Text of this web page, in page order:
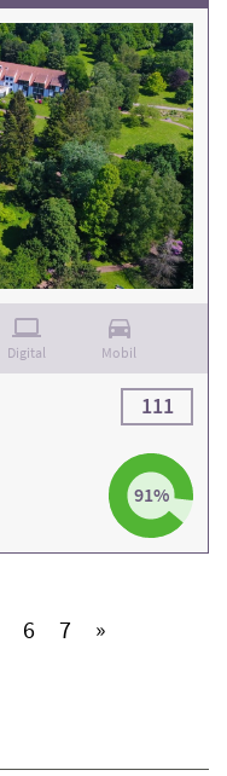
Digital Mobil
91%
111
(aktiv)
6 (aktiv)
7(aktiv)
»